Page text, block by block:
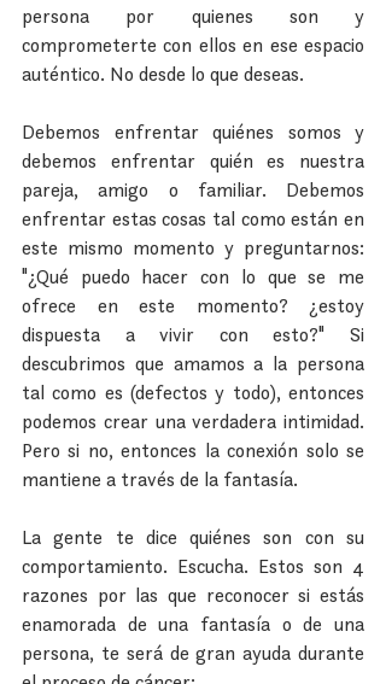
persona por quienes son y
comprometerte con ellos en ese espacio
auténtico. No desde lo que deseas.
Debemos enfrentar quiénes somos y
debemos enfrentar quién es nuestra
pareja, amigo o familiar. Debemos
enfrentar estas cosas tal como están en
este mismo momento y preguntarnos:
"¿Qué puedo hacer con lo que se me
ofrece en este momento? ¿estoy
dispuesta a vivir con esto?" Si
descubrimos que amamos a la persona
tal como es (defectos y todo), entonces
podemos crear una verdadera intimidad.
Pero si no, entonces la conexión solo se
mantiene a través de la fantasía.
La gente te dice quiénes son con su
comportamiento. Escucha. Estos son 4
razones por las que reconocer si estás
enamorada de una fantasía o de una
persona, te será de gran ayuda durante